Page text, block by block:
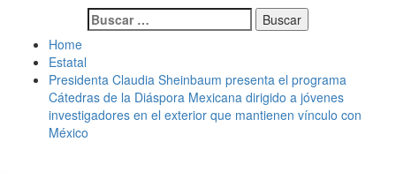
Buscar:
Home
Estatal
Presidenta Claudia Sheinbaum presenta el programa
Cátedras de la Diáspora Mexicana dirigido a jóvenes
investigadores en el exterior que mantienen vínculo con
México